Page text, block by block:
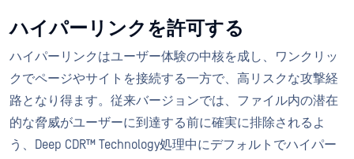
ハイパーリンクを許可する
ハイパーリンクはユーザー体験の中核を成し、ワンクリッ
クでページやサイトを接続する一方で、高リスクな攻撃経
路となり得ます。従来バージョンでは、ファイル内の潜在
的な脅威がユーザーに到達する前に確実に排除されるよ
う、Deep CDR™ Technology処理中にデフォルトでハイパー